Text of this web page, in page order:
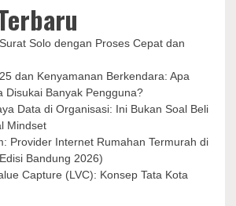
Solo dengan Proses Cepat dan
dan Kenyamanan Berkendara: Apa
Disukai Banyak Pengguna?
Data di Organisasi: Ini Bukan Soal Beli
Mindset
Provider Internet Rumahan Termurah di
Bandung 2026)
Capture (LVC): Konsep Tata Kota